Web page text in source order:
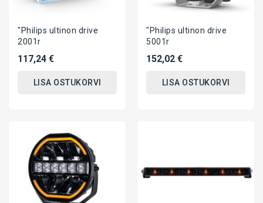
"Philips ultinon drive
2001r
117,24 €
LISA OSTUKORVI
"Philips ultinon drive
5001r
152,02 €
LISA OSTUKORVI